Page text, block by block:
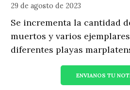
29 de agosto de 2023
Se incrementa la cantidad
muertos y varios
diferentes playas
ENVIANOS TU